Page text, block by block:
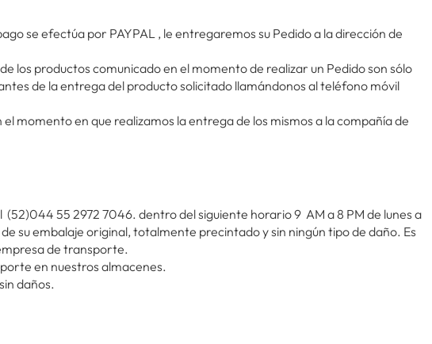
se efectúa por PAYPAL , le entregaremos su Pedido a la dirección de
los productos comunicado en el momento de realizar un Pedido son sólo
de la entrega del producto solicitado llamándonos al teléfono móvil
momento en que realizamos la entrega de los mismos a la compañía de
55 2972 7046. dentro del siguiente horario 9 AM a 8 PM de lunes a
su embalaje original, totalmente precintado y sin ningún tipo de daño. Es
de transporte.
en nuestros almacenes.
daños.